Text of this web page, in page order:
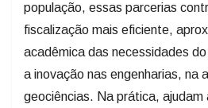
população, essas parcerias
fiscalização mais eficiente,
acadêmica das necessidades
a inovação nas engenharias, na
geociências. Na prática, ajudam